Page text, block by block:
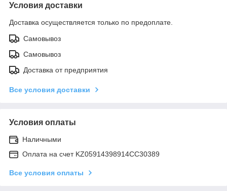
Условия доставки
Доставка осуществляется только по предоплате.
Самовывоз
Самовывоз
Доставка от предприятия
Все условия доставки
Условия оплаты
Наличными
Оплата на счет KZ05914398914CC30389
Все условия оплаты